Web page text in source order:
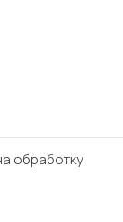
обработку